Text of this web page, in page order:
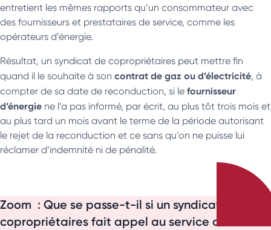
entretient les mêmes rapports qu’un consommateur avec
des fournisseurs et prestataires de service, comme les
opérateurs d’énergie.
Résultat, un syndicat de copropriétaires peut mettre fin
quand il le souhaite à son contrat de gaz ou d’électricité, à
compter de sa date de reconduction, si le fournisseur
d’énergie ne l’a pas informé, par écrit, au plus tôt trois mois et
au plus tard un mois avant le terme de la période autorisant
le rejet de la reconduction et ce sans qu’on ne puisse lui
réclamer d’indemnité ni de pénalité.
Zoom : Que se passe-t-il si un syndicat de
copropriétaires fait appel au service d’un